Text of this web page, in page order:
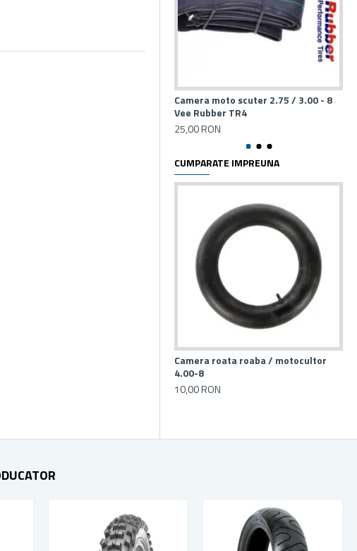
Camera moto scuter 2.75 / 3.00 - 8
Vee Rubber TR4
25,00 RON
CUMPARATE IMPREUNA
Camera roata roaba / motocultor
4.00-8
10,00 RON